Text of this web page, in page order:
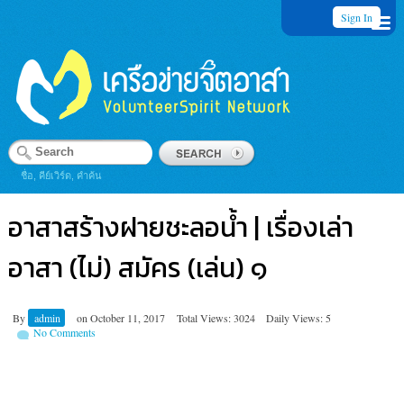
Sign In
ชื่อ, คีย์เวิร์ด, คำค้น
อาสาสร้างฝายชะลอน้ำ | เรื่องเล่า
อาสา (ไม่) สมัคร (เล่น) ๑
By admin on October 11, 2017 Total Views: 3024
Daily Views: 5
No Comments